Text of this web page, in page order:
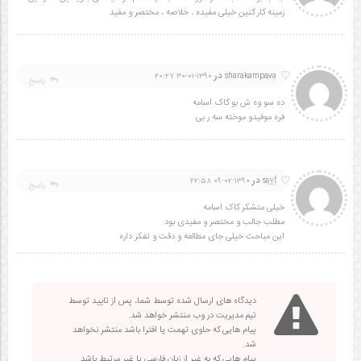
زمینه کار کنین خیلی مفیده ، خلاصه ، مختصر و مفید
11
sharakampava در ۱۳۹۰-۰۱-۳۰ ۲۰:۲۷
ده سو وه ش بو کاک اسامه
فره موفیدو موخته سه ر بی
پاسخ
10
sayf در ۱۳۹۰-۰۲-۰۹ ۲۲:۵۸
خیلی متشکر کاک اسامه
مطلب جالب و مختصر و مفیدی بود
این مباحث خیلی جای مطالعه و دقت و تفکر داره
پاسخ
دیدگاه های ارسال شده توسط شما، پس از تایید توسط
تیم مدیریت در وب منتشر خواهد شد.
پیام هایی که حاوی تهمت یا افترا باشد منتشر نخواهد
شد.